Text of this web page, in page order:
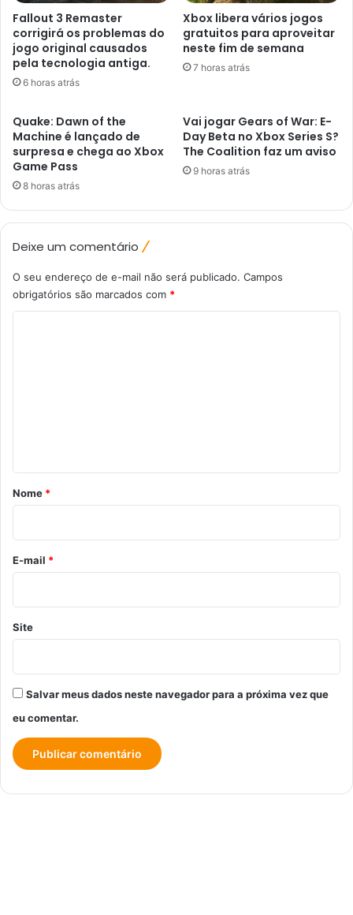
Fallout 3 Remaster
corrigirá os problemas do
jogo original causados ​​
pela tecnologia antiga.
6 horas atrás
Xbox libera vários jogos
gratuitos para aproveitar
neste fim de semana
7 horas atrás
Quake: Dawn of the
Machine é lançado de
surpresa e chega ao Xbox
Game Pass
8 horas atrás
Vai jogar Gears of War: E-
Day Beta no Xbox Series S?
The Coalition faz um aviso
9 horas atrás
Deixe um comentário
O seu endereço de e-mail não será publicado. Campos
obrigatórios são marcados com *
r
o
*
Nome *
E-mail *
Site
Salvar meus dados neste navegador para a próxima vez que
eu comentar.